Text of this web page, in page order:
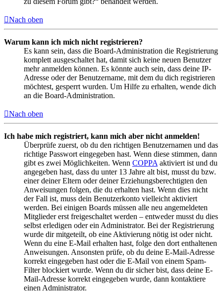
Nach oben
Warum kann ich mich nicht registrieren?
Es kann sein, dass die Board-Administration die Registrierung
komplett ausgeschaltet hat, damit sich keine neuen Benutzer
mehr anmelden können. Es könnte auch sein, dass deine IP-
Adresse oder der Benutzername, mit dem du dich registrieren
möchtest, gesperrt wurden. Um Hilfe zu erhalten, wende dich
an die Board-Administration.
Nach oben
Ich habe mich registriert, kann mich aber nicht anmelden!
Überprüfe zuerst, ob du den richtigen Benutzernamen und das
richtige Passwort eingegeben hast. Wenn diese stimmen, dann
gibt es zwei Möglichkeiten. Wenn COPPA aktiviert ist und du
angegeben hast, dass du unter 13 Jahre alt bist, musst du bzw.
einer deiner Eltern oder deiner Erziehungsberechtigten den
Anweisungen folgen, die du erhalten hast. Wenn dies nicht
der Fall ist, muss dein Benutzerkonto vielleicht aktiviert
werden. Bei einigen Boards müssen alle neu angemeldeten
Mitglieder erst freigeschaltet werden – entweder musst du dies
selbst erledigen oder ein Administrator. Bei der Registrierung
wurde dir mitgeteilt, ob eine Aktivierung nötig ist oder nicht.
Wenn du eine E-Mail erhalten hast, folge den dort enthaltenen
Anweisungen. Ansonsten prüfe, ob du deine E-Mail-Adresse
korrekt eingegeben hast oder die E-Mail von einem Spam-
Filter blockiert wurde. Wenn du dir sicher bist, dass deine E-
Mail-Adresse korrekt eingegeben wurde, dann kontaktiere
einen Administrator.